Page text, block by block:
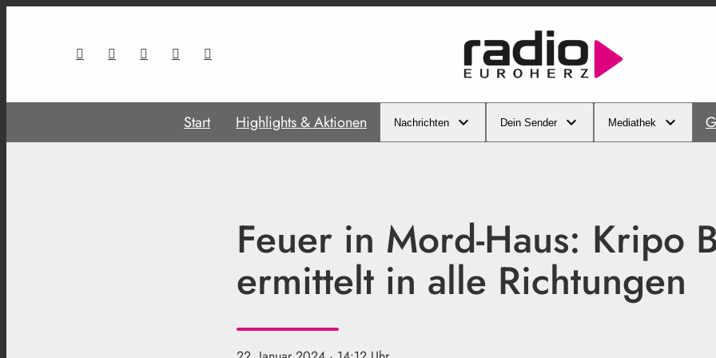
Start Highlights & Aktionen Nachrichten Dein Sender Mediathek
Feuer in Mord-Haus: Kripo
ermittelt in alle Richtungen